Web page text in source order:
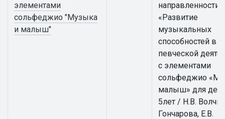
элементами
сольфеджио "Музыка
и малыш"
направленности
«Развитие
музыкальных
способностей в
певческой
с элементами
сольфеджио
малыш» для
5лет / Н.В.
Гончарова, Е.В.